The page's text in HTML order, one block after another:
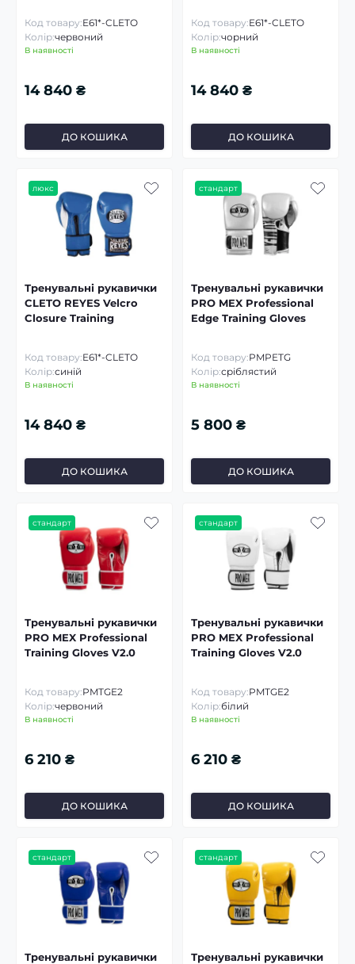
Код товару:E61*-CLETO
Колір:червоний
В наявності
14 840 ₴
ДО КОШИКА
Код товару:E61*-CLETO
Колір:чорний
В наявності
14 840 ₴
ДО КОШИКА
люкс
Тренувальні рукавички
CLETO REYES Velcro
Closure Training
Код товару:E61*-CLETO
Колір:синій
В наявності
14 840 ₴
ДО КОШИКА
стандарт
Тренувальні рукавички
PRO MEX Professional
Edge Training Gloves
Код товару:PMPETG
Колір:сріблястий
В наявності
5 800 ₴
ДО КОШИКА
стандарт
Тренувальні рукавички
PRO MEX Professional
Training Gloves V2.0
Код товару:PMTGE2
Колір:червоний
В наявності
6 210 ₴
ДО КОШИКА
стандарт
Тренувальні рукавички
PRO MEX Professional
Training Gloves V2.0
Код товару:PMTGE2
Колір:білий
В наявності
6 210 ₴
ДО КОШИКА
стандарт
Тренувальні рукавички
стандарт
Тренувальні рукавички